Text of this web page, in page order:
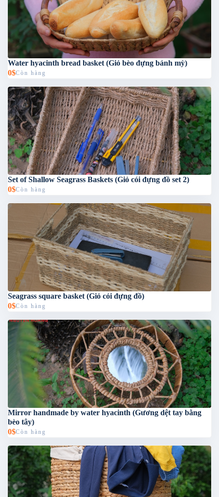
Water hyacinth bread basket (Giỏ bèo đựng bánh mỳ)
0$Còn hàng
Set of Shallow Seagrass Baskets (Giỏ cói đựng đồ set 2)
0$Còn hàng
Seagrass square basket (Giỏ cói đựng đồ)
0$Còn hàng
Mirror handmade by water hyacinth (Gương dệt tay bằng
bèo tây)
0$Còn hàng